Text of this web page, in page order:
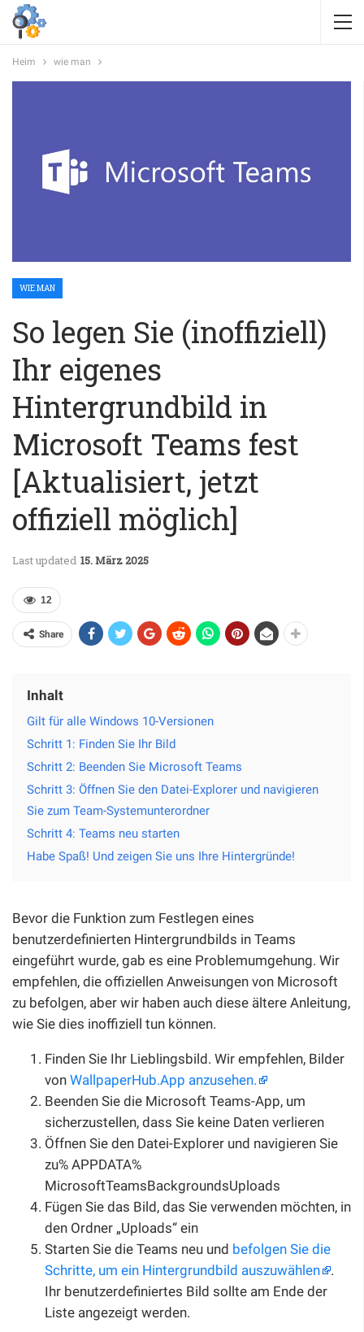
Heim wie man
WIE MAN
So legen Sie (inoffiziell)
Ihr eigenes
Hintergrundbild in
Microsoft Teams fest
[Aktualisiert, jetzt
offiziell möglich]
Last updated 15. März 2025
12
Share
Inhalt
Gilt für alle Windows 10-Versionen
Schritt 1: Finden Sie Ihr Bild
Schritt 2: Beenden Sie Microsoft Teams
Schritt 3: Öffnen Sie den Datei-Explorer und navigieren
Sie zum Team-Systemunterordner
Schritt 4: Teams neu starten
Habe Spaß! Und zeigen Sie uns Ihre Hintergründe!
Bevor die Funktion zum Festlegen eines
benutzerdefinierten Hintergrundbilds in Teams
eingeführt wurde, gab es eine Problemumgehung. Wir
empfehlen, die offiziellen Anweisungen von Microsoft
zu befolgen, aber wir haben auch diese ältere Anleitung,
wie Sie dies inoffiziell tun können.
Finden Sie Ihr Lieblingsbild. Wir empfehlen, Bilder
von WallpaperHub.App anzusehen.
Beenden Sie die Microsoft Teams-App, um
sicherzustellen, dass Sie keine Daten verlieren
Öffnen Sie den Datei-Explorer und navigieren Sie
zu% APPDATA%
MicrosoftTeamsBackgroundsUploads
Fügen Sie das Bild, das Sie verwenden möchten, in
den Ordner „Uploads“ ein
Starten Sie die Teams neu und befolgen Sie die
Schritte, um ein Hintergrundbild auszuwählen
.
Ihr benutzerdefiniertes Bild sollte am Ende der
Liste angezeigt werden.